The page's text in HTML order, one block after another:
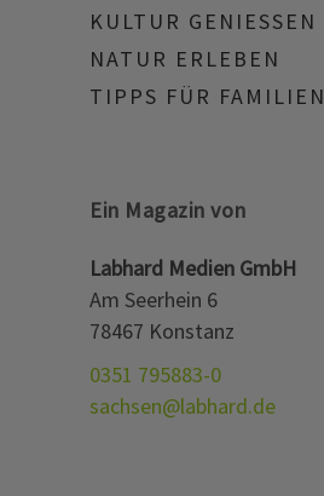
KULTUR GENIESSEN
NATUR ERLEBEN
TIPPS FÜR FAMILIEN
Ein Magazin von
Labhard Medien GmbH
Am Seerhein 6
78467 Konstanz
0351 795883-0
sachsen@labhard.de